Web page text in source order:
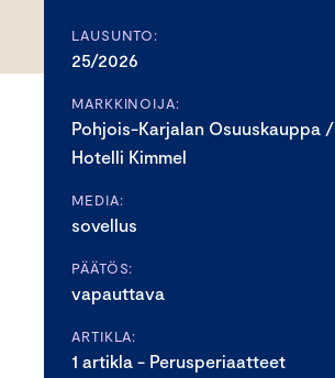
LAUSUNTO:
25/2026
MARKKINOIJA:
Pohjois-Karjalan Osuuskauppa /
Hotelli Kimmel
MEDIA:
sovellus
PÄÄTÖS:
vapauttava
ARTIKLA:
1 artikla - Perusperiaatteet